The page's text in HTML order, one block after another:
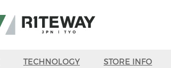
TECHNOLOGY STORE INFO